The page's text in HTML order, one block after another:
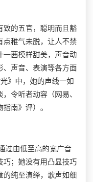
致的五官，聪明而且豁
稚气未脱，让人不禁
一茜模样甜美，声音动
、声音、表演等各方面
》中，她的声线一如
令听者动容（网易、
南》评）。
过由低至高的宽广音
巧；她没有用凸显技巧
纯至演绎，歌声如细